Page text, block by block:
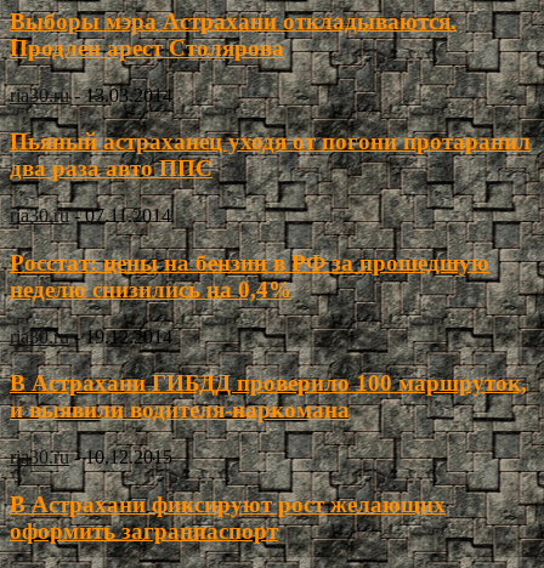
Выборы мэра Астрахани откладываются.
Продлен арест Столярова
ria30.ru - 13.03.2014
Пьяный астраханец уходя от погони протаранил
два раза авто ППС
ria30.ru - 07.11.2014
Росстат: цены на бензин в РФ за прошедшую
неделю снизились на 0,4%
ria30.ru - 19.12.2014
В Астрахани ГИБДД проверило 100 маршруток,
и выявили водителя-наркомана
ria30.ru - 10.12.2015
В Астрахани фиксируют рост желающих
оформить загранпаспорт